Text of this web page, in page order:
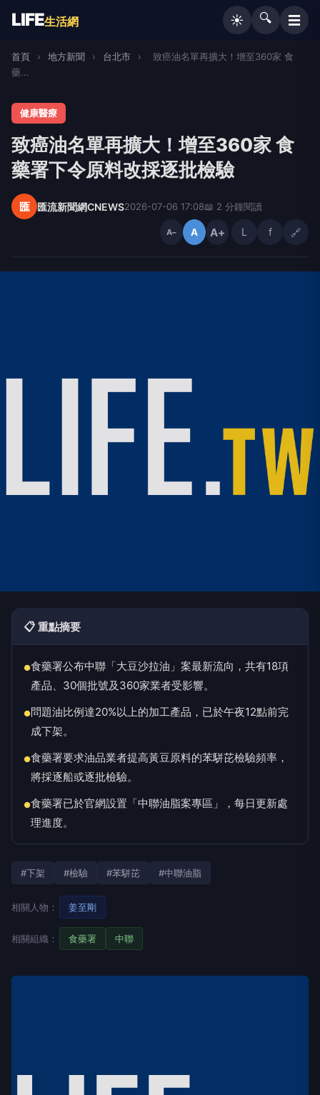
LIFE生活網 ☀️ 🔍 ☰
首頁 › 地方新聞 › 台北市 ›
致癌油名單再擴大！增至360家 食
藥...
健康醫療
致癌油名單再擴大！增至360家 食
藥署下令原料改採逐批檢驗
匯 匯流新聞網CNEWS2026-07-06 17:08📖 2 分鐘閱讀
A− A A+ L f 🔗
📋 重點摘要
●食藥署公布中聯「大豆沙拉油」案最新流向，共有18項
產品、30個批號及360家業者受影響。
●問題油比例達20%以上的加工產品，已於午夜12點前完
成下架。
●食藥署要求油品業者提高黃豆原料的苯駢芘檢驗頻率，
將採逐船或逐批檢驗。
●食藥署已於官網設置「中聯油脂案專區」，每日更新處
理進度。
#下架 #檢驗 #苯駢芘 #中聯油脂
相關人物： 姜至剛
相關組織： 食藥署 中聯